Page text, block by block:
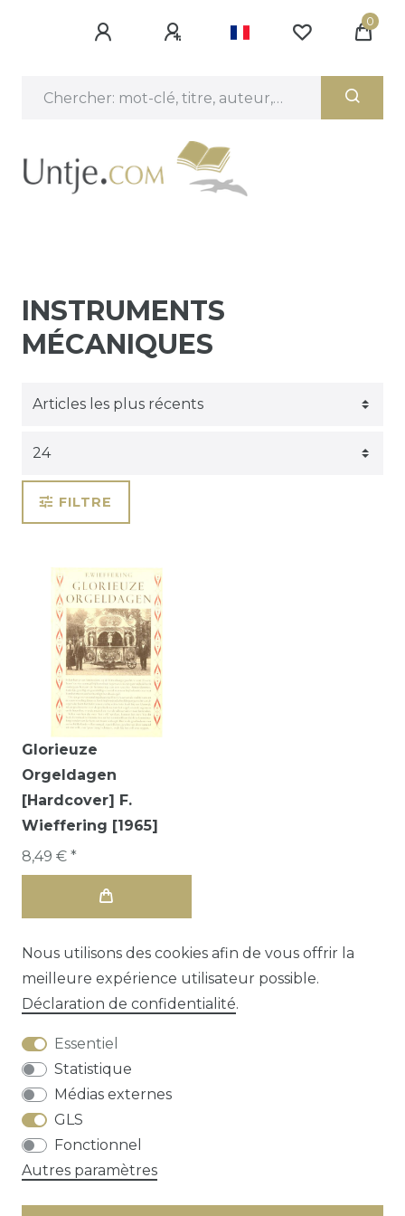
0
INSTRUMENTS
MÉCANIQUES
FILTRE
Glorieuze
Orgeldagen
[Hardcover] F.
Wieffering [1965]
8,49 € *
Droit de rétractation
confidentialité
Nous utilisons des cookies afin de vous offrir la
meilleure expérience utilisateur possible.
Déclaration de confidentialité.
Essentiel
Statistique
Médias externes
GLS
Fonctionnel
Autres paramètres